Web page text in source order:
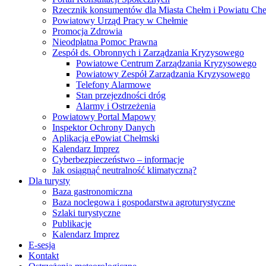
Rzecznik konsumentów dla Miasta Chełm i Powiatu
Powiatowy Urząd Pracy w Chełmie
Promocja Zdrowia
Nieodpłatna Pomoc Prawna
Zespół ds. Obronnych i Zarządzania Kryzysowego
Powiatowe Centrum Zarządzania Kryzysowego
Powiatowy Zespół Zarządzania Kryzysowego
Telefony Alarmowe
Stan przejezdności dróg
Alarmy i Ostrzeżenia
Powiatowy Portal Mapowy
Inspektor Ochrony Danych
Aplikacja ePowiat Chełmski
Kalendarz Imprez
Cyberbezpieczeństwo – informacje
Jak osiągnąć neutralność klimatyczną?
Dla turysty
Baza gastronomiczna
Baza noclegowa i gospodarstwa agroturystyczne
Szlaki turystyczne
Publikacje
Kalendarz Imprez
E-sesja
Kontakt